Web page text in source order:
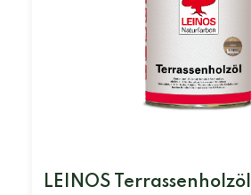
LEINOS Terrassenholzöl